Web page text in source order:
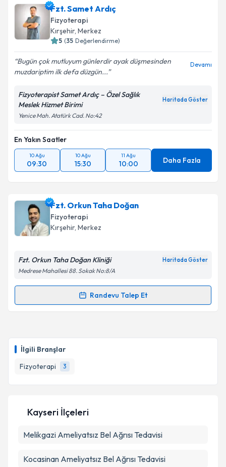
İlgili Branşlar
Fizyoterapi
3
E-posta Adresiniz
Kişisel verilerimin işlenmesine ilişkinAydınlatma
Metni'ni okudum ve kişisel verilerimin belirtilen
Takvim Talebini Gönder
Fzt. Samet Ardıç
Fizyoterapi
Kırşehir, Merkez
5 (35 Değerlendirme)
Bugün çok mutluyum günlerdir ayak düşmesinden
muzdariptim ilk defa düzgün...
Devamı
Fizyoterapist Samet Ardıç – Özel Sağlık
Meslek Hizmet Birimi
Haritada Göster
Yenice Mah. Atatürk Cad. No:42
En Yakın Saatler
10 Ağu
09:30
10 Ağu
15:30
11 Ağu
10:00 Daha Fazla
Fzt. Orkun Taha Doğan
Fizyoterapi
Kırşehir, Merkez
Fzt. Orkun Taha Doğan Kliniği Haritada Göster
Medrese Mahallesi 88. Sokak No:8/A
Randevu Talep Et
Randevu Takvimi Talebi
takvim hazırlandığında e-posta ile bilgilendireceğiz.
E-posta Adresiniz
Metni'ni okudum ve kişisel verilerimin belirtilen
Kayseri İlçeleri
Melikgazi Ameliyatsız Bel Ağrısı Tedavisi
Kocasinan Ameliyatsız Bel Ağrısı Tedavisi